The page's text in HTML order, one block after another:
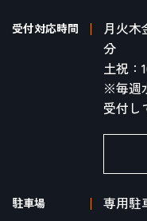
受付対応時間
月火木
分
土祝：
※毎週
受付し
駐車場 専用駐